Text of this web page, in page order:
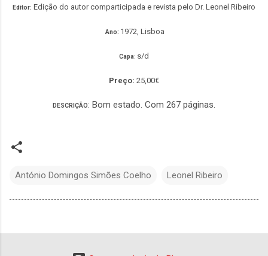
Editor: Edição do autor comparticipada e revista pelo Dr. Leonel Ribeiro
Ano: 1972, Lisboa
Capa: s/d
Preço: 25,00€
DESCRIÇÃO: Bom estado. Com 267 páginas.
António Domingos Simões Coelho Leonel Ribeiro